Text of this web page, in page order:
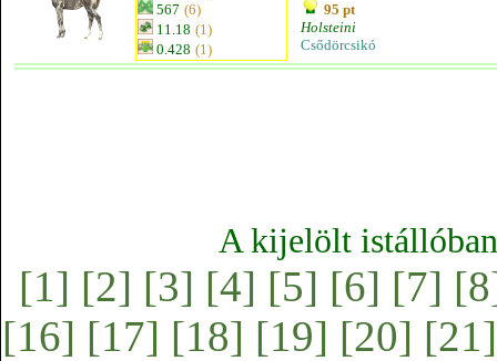
567 (6)
11.18 (1)
0.428 (1)
95 pt
Holsteini
Csődörcsikó
A kijelölt
[1] [2] [3] [4] [5] [6] [7]
[16] [17] [18] [19] [20] [21]